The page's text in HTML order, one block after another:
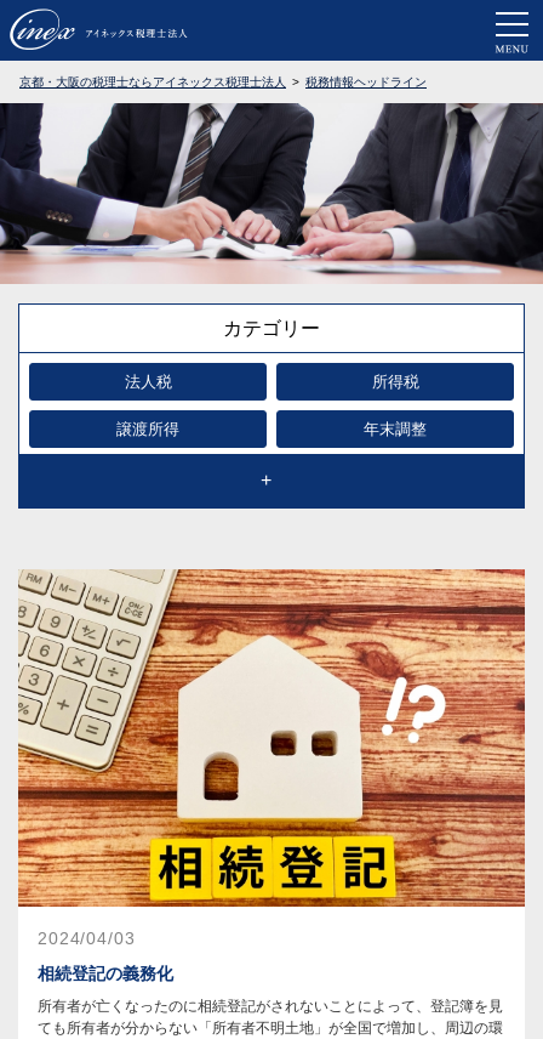
京都・大阪で税務調査に強い税理士な
京都・大阪の税理士ならアイネックス税理士法人 税務情報ヘッドライン
カテゴリー
法人税 所得税
譲渡所得 年末調整
税制改正速報 その他の税金
人事・労務 特殊法人
会社法・医療法等 その他
2024/04/03
相続登記の義務化
所有者が亡くなったのに相続登記がされないことによって、登記簿を見
ても所有者が分からない「所有者不明土地」が全国で増加し、周辺の環